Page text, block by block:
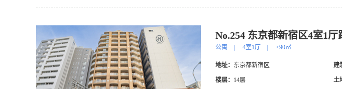
No.254 东京都新宿区4室1厅
公寓 4室1厅 >90㎡
地址： 东京都新宿区 建
楼层： 14层 土